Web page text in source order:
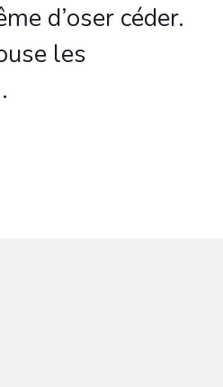
d’oser céder.
les